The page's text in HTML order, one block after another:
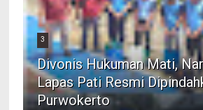
3
Divonis Hukuman Mati,
Lapas Pati Resmi
Purwokerto